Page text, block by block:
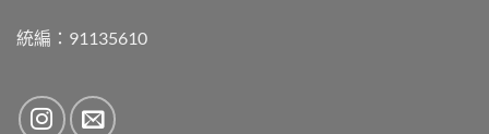
統編：91135610